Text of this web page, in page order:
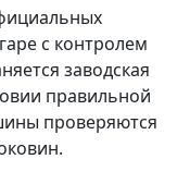
с контролем
заводская
правильной
проверяются